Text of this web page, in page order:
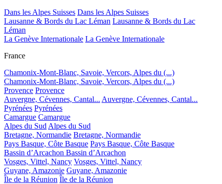
Dans les Alpes Suisses Dans les Alpes Suisses
Lausanne & Bords du Lac Léman Lausanne & Bords du Lac
Léman
La Genève Internationale La Genève Internationale
France
Chamonix-Mont-Blanc, Savoie, Vercors, Alpes du (...)
Chamonix-Mont-Blanc, Savoie, Vercors, Alpes du (...)
Provence Provence
Auvergne, Cévennes, Cantal... Auvergne, Cévennes, Cantal...
Pyrénées Pyrénées
Camargue Camargue
Alpes du Sud Alpes du Sud
Bretagne, Normandie Bretagne, Normandie
Pays Basque, Côte Basque Pays Basque, Côte Basque
Bassin d’Arcachon Bassin d’Arcachon
Vosges, Vittel, Nancy Vosges, Vittel, Nancy
Guyane, Amazonie Guyane, Amazonie
Île de la Réunion Île de la Réunion